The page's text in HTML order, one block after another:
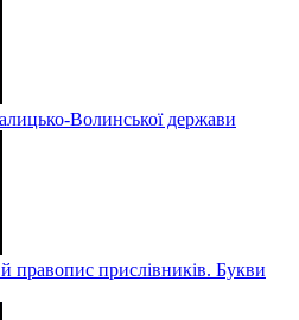
Волинської держави
правопис прислівників. Букви